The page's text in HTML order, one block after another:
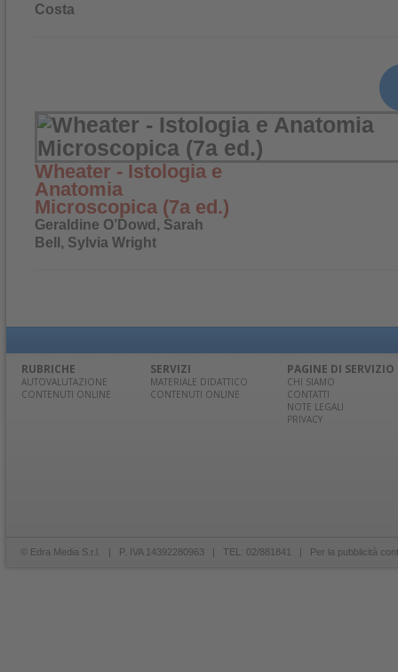
Costa
Wheater - Istologia e
Anatomia
Microscopica (7a ed.)
Geraldine O’Dowd, Sarah
Bell, Sylvia Wright
RUBRICHE
AUTOVALUTAZIONE
CONTENUTI ONLINE
SERVIZI
MATERIALE DIDATTICO
CONTENUTI ONLINE
PAGINE DI SERVIZIO
CHI SIAMO
CONTATTI
NOTE LEGALI
PRIVACY
© Edra Media S.r.l. | P. IVA 14392280963 | TEL: 02/881841 | Per la pubblicità